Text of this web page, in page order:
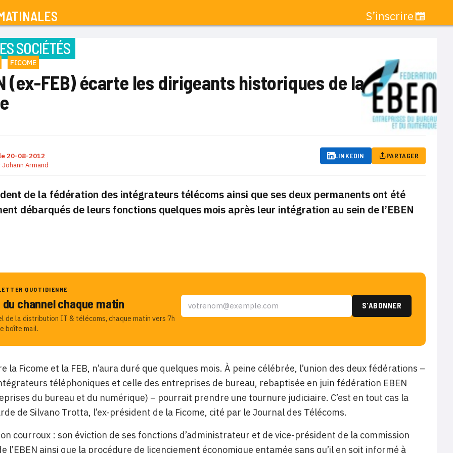
S’inscrire
SOCIÉTÉS
FICOME
(ex-FEB) écarte les dirigeants historiques de la
20-08-2012
Johann Armand
LINKEDIN PARTAGER
de la fédération des intégrateurs télécoms ainsi que ses deux permanents ont été
débarqués de leurs fonctions quelques mois après leur intégration au sein de l’EBEN
QUOTIDIENNE
channel chaque matin
de la distribution IT & télécoms, chaque matin vers 7h
boîte mail.
la Ficome et la FEB, n’aura duré que quelques mois. À peine célébrée, l’union des deux fédérations –
téléphoniques et celle des entreprises de bureau, rebaptisée en juin fédération EBEN
du bureau et du numérique) – pourrait prendre une tournure judiciaire. C’est en tout cas la
de Silvano Trotta, l’ex-président de la Ficome, cité par le Journal des Télécoms.
courroux : son éviction de ses fonctions d’administrateur et de vice-président de la commission
l’EBEN ainsi que la procédure de licenciement économique entamée sans qu’il en soit informé à